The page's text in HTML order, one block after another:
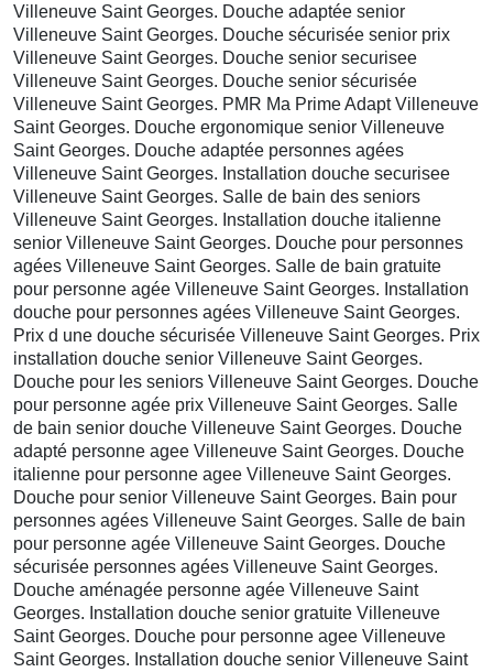
Villeneuve Saint Georges. Douche adaptée senior
Villeneuve Saint Georges. Douche sécurisée senior prix
Villeneuve Saint Georges. Douche senior securisee
Villeneuve Saint Georges. Douche senior sécurisée
Villeneuve Saint Georges. PMR Ma Prime Adapt Villeneuve
Saint Georges. Douche ergonomique senior Villeneuve
Saint Georges. Douche adaptée personnes agées
Villeneuve Saint Georges. Installation douche securisee
Villeneuve Saint Georges. Salle de bain des seniors
Villeneuve Saint Georges. Installation douche italienne
senior Villeneuve Saint Georges. Douche pour personnes
agées Villeneuve Saint Georges. Salle de bain gratuite
pour personne agée Villeneuve Saint Georges. Installation
douche pour personnes agées Villeneuve Saint Georges.
Prix d une douche sécurisée Villeneuve Saint Georges. Prix
installation douche senior Villeneuve Saint Georges.
Douche pour les seniors Villeneuve Saint Georges. Douche
pour personne agée prix Villeneuve Saint Georges. Salle
de bain senior douche Villeneuve Saint Georges. Douche
adapté personne agee Villeneuve Saint Georges. Douche
italienne pour personne agee Villeneuve Saint Georges.
Douche pour senior Villeneuve Saint Georges. Bain pour
personnes agées Villeneuve Saint Georges. Salle de bain
pour personne agée Villeneuve Saint Georges. Douche
sécurisée personnes agées Villeneuve Saint Georges.
Douche aménagée personne agée Villeneuve Saint
Georges. Installation douche senior gratuite Villeneuve
Saint Georges. Douche pour personne agee Villeneuve
Saint Georges. Installation douche senior Villeneuve Saint